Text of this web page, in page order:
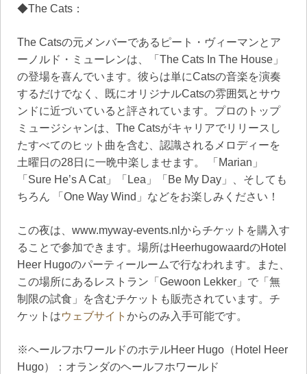
◆The Cats：
The Catsの元メンバーであるピート・ヴィーマンとア
ーノルド・ミューレンは、「The Cats In The House」
の登場を喜んでいます。彼らは単にCatsの音楽を演奏
するだけでなく、既にオリジナルCatsの雰囲気とサウ
ンドに近づいていると評されています。プロのトップ
ミュージシャンは、The Catsがキャリアでリリースし
たすべてのヒット曲を含む、認識されるメロディーを
土曜日の28日に一晩中楽しませます。 「Marian」
「Sure He’s A Cat」「Lea」「Be My Day」、そしても
ちろん 「One Way Wind」などをお楽しみください！
この夜は、www.myway-events.nlからチケットを購入す
ることで参加できます。場所はHeerhugowaardのHotel
Heer Hugoのパーティールームで行なわれます。また、
この場所にあるレストラン「Gewoon Lekker」で「無
制限の試食」を含むチケットも販売されています。チ
ケットはウェブサイト からのみ入手可能です。
※ヘールフホワールドのホテルHeer Hugo（Hotel Heer
Hugo）：オランダのヘールフホワールド